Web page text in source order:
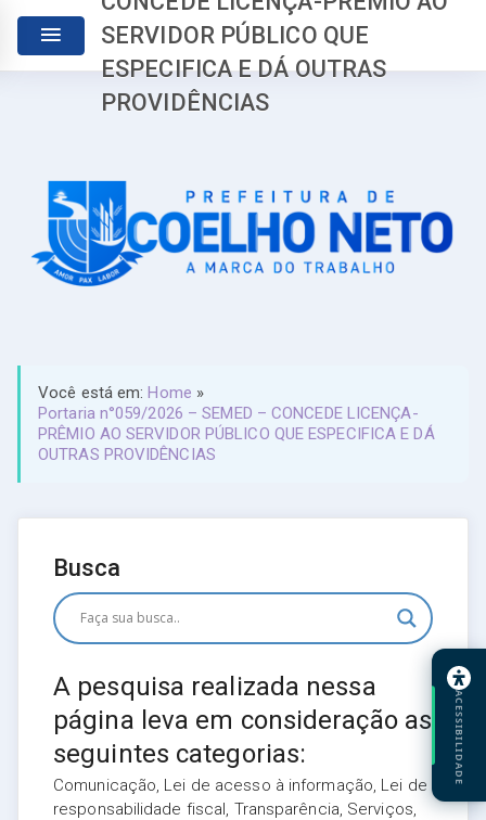
SERVIDOR PÚBLICO QUE
ESPECIFICA E DÁ OUTRAS
PROVIDÊNCIAS
Você está em:Home »
Portaria n°059/2026 – SEMED – CONCEDE LICENÇA-
PRÊMIO AO SERVIDOR PÚBLICO QUE ESPECIFICA E DÁ
OUTRAS PROVIDÊNCIAS
Busca
A pesquisa realizada nessa
página leva em consideração as
seguintes categorias:
Comunicação, Lei de acesso à informação, Lei de
responsabilidade fiscal, Transparência, Serviços,
ACESSIBILIDADE